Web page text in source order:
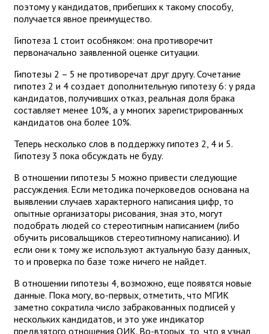
поэтому у кандидатов, прибегших к такому способу,
получается явное преимущество.
Гипотеза 1 стоит особняком: она противоречит
первоначально заявленной оценке ситуации.
Гипотезы 2 – 5 не противоречат друг другу. Сочетание
гипотез 2 и 4 создает дополнительную гипотезу 6: у ряда
кандидатов, получивших отказ, реальная доля брака
составляет менее 10%, а у многих зарегистрированных
кандидатов она более 10%.
Теперь несколько слов в поддержку гипотез 2, 4 и 5.
Гипотезу 3 пока обсуждать не буду.
В отношении гипотезы 5 можно привести следующие
рассуждения. Если методика почерковедов основана на
выявлении случаев характерного написания цифр, то
опытные организаторы рисования, зная это, могут
подобрать людей со стереотипным написанием (либо
обучить рисовальщиков стереотипному написанию). И
если они к тому же используют актуальную базу данных,
то и проверка по базе тоже ничего не найдет.
В отношении гипотезы 4, возможно, еще появятся новые
данные. Пока могу, во-первых, отметить, что МГИК
заметно сократила число забракованных подписей у
нескольких кандидатов, и это уже индикатор
предвзятого отношения ОИК. Во-вторых, то, что я узнал